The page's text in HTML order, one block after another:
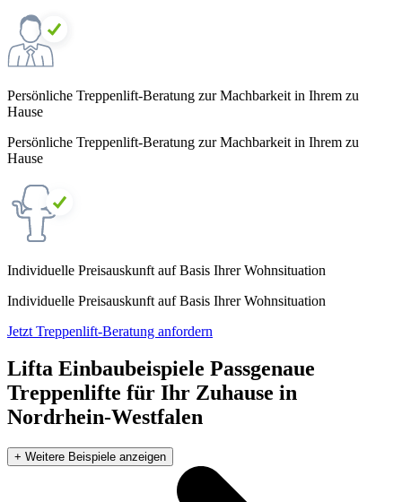
Persönliche Treppenlift-Beratung zur Machbarkeit in Ihrem zu
Hause
Persönliche Treppenlift-Beratung zur Machbarkeit in Ihrem zu
Hause
Individuelle Preisauskunft auf Basis Ihrer Wohnsituation
Individuelle Preisauskunft auf Basis Ihrer Wohnsituation
Jetzt Treppenlift-Beratung anfordern
Lifta Einbaubeispiele Passgenaue
Treppenlifte für Ihr Zuhause in
Nordrhein-Westfalen
+ Weitere Beispiele anzeigen